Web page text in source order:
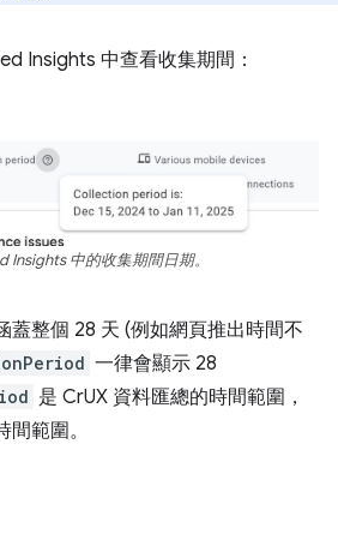
Insights 中查看收集期間：
Insights 中的收集期間日期。
蓋整個 28 天 (例如網頁推出時間不
一律會顯示 28
是 CrUX 資料匯總的時間範圍，
範圍。